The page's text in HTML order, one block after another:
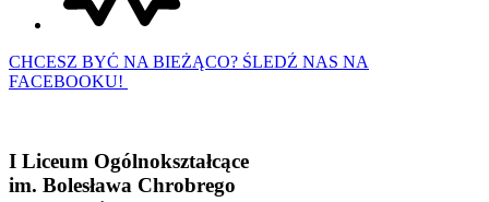
CHCESZ BYĆ NA BIEŻĄCO? ŚLEDŹ NAS NA
FACEBOOKU!
I Liceum Ogólnokształcące
im. Bolesława Chrobrego